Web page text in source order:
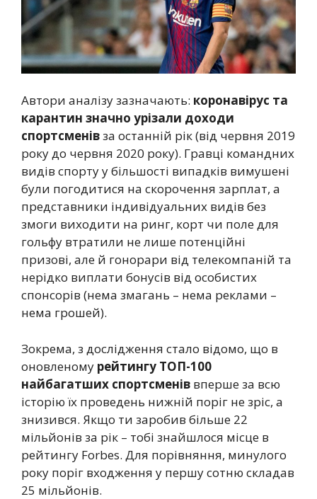
Автори аналізу зазначають: коронавірус та
карантин значно урізали доходи
спортсменівза останній рік (від червня 2019
року до червня 2020 року). Гравці командних
видів спорту у більшості випадків вимушені
були погодитися на скорочення зарплат, а
представники індивідуальних видів без
змоги виходити на ринг, корт чи поле для
гольфу втратили не лише потенційні
призові, але й гонорари від телекомпаній та
нерідко виплати бонусів від особистих
спонсорів (нема змагань – нема реклами –
нема грошей).
Зокрема, з дослідження стало відомо, що в
оновленому рейтингу ТОП-100
найбагатших спортсменів вперше за всю
історію їх проведень нижній поріг не зріс, а
знизився. Якщо ти заробив більше 22
мільйонів за рік – тобі знайшлося місце в
рейтингу Forbes. Для порівняння, минулого
року поріг входження у першу сотню складав
25 мільйонів.